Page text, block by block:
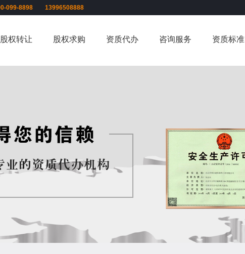
099-8898 13996508888
股权转让 股权求购 资质代办 咨询服务 资质标准